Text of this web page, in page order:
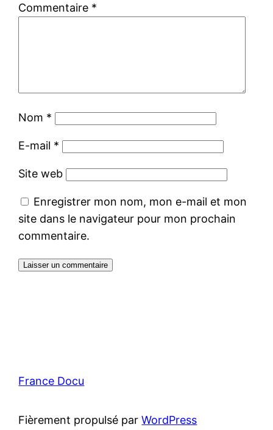
Commentaire *
Nom *
E-mail *
Site web
Enregistrer mon nom, mon e-mail et mon
site dans le navigateur pour mon prochain
commentaire.
France Docu
Fièrement propulsé parWordPress